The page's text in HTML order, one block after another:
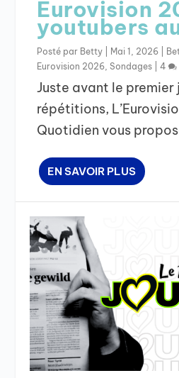
Eurovision
youtubers
Posté par Betty Mai 1, 2026
Eurovision 2026,Sondages |4
Juste avant le premier
répétitions,
Quotidien vous
EN SAVOIR PLUS